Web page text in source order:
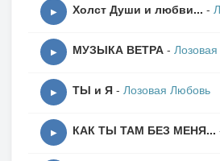
Храбрый беленький
Улыбалось счастье нежно.
Мятный чай в любимой чашке
В милой рыженькой
▶ Холст Души и любви... -
▶ МУЗЫКА ВЕТРА -
▶ ТЫ и Я - Лозовая Любовь
▶ КАК ТЫ ТАМ БЕЗ МЕНЯ...